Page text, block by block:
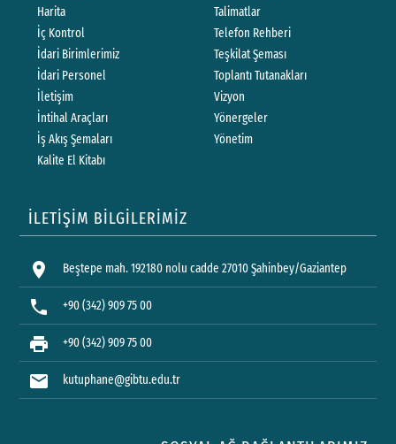
Harita
İç Kontrol
İdari Birimlerimiz
İdari Personel
İletişim
İntihal Araçları
İş Akış Şemaları
Kalite El Kitabı
Talimatlar
Telefon Rehberi
Teşkilat Şeması
Toplantı Tutanakları
Vizyon
Yönergeler
Yönetim
İLETİŞİM BİLGİLERİMİZ
location_on Beştepe mah. 192180 nolu cadde 27010 Şahinbey/Gaziantep
phone +90 (342) 909 75 00
print +90 (342) 909 75 00
mail kutuphane@gibtu.edu.tr